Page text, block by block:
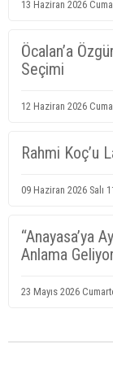
13 Haziran 2026
Öcalan’a
Seçimi
12 Haziran 2026
Rahmi Koç’u
09 Haziran 2026 Salı
“Anayasa’ya
Anlama
23 Mayıs 2026